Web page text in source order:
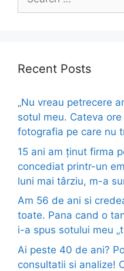
for:
Recent Posts
„Nu vreau petrecere
sotul meu. Cateva
fotografia pe care nu
15 ani am ținut firma
concediat printr-un
luni mai târziu, m-a
Am 56 de ani si
toate. Pana cand o
i-a spus sotului meu
Ai peste 40 de ani?
consultatii si analize!